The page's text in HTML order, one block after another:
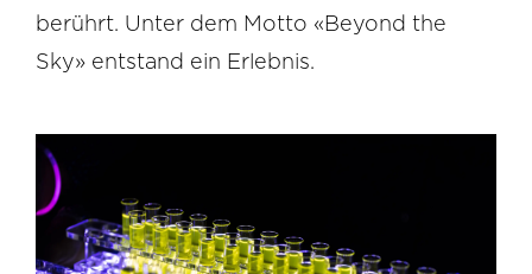
berührt. Unter dem Motto «Beyond the
Sky» entstand ein Erlebnis.